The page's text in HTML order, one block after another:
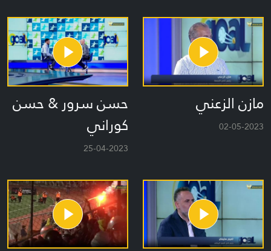
مازن الزعني
02-05-2023
حسن سرور & حسن
كوراني
25-04-2023